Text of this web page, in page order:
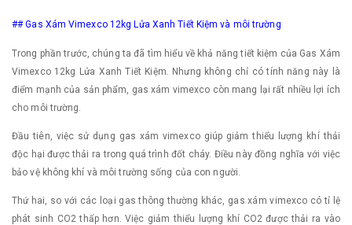
## Gas Xám Vimexco 12kg Lửa Xanh Tiết Kiệm và môi trường
Trong phần trước, chúng ta đã tìm hiểu về khả năng tiết kiệm của Gas Xám
Vimexco 12kg Lửa Xanh Tiết Kiệm. Nhưng không chỉ có tính năng này là
điểm mạnh của sản phẩm, gas xám vimexco còn mang lại rất nhiều lợi ích
cho môi trường.
Đầu tiên, việc sử dụng gas xám vimexco giúp giảm thiểu lượng khí thải
độc hại được thải ra trong quá trình đốt cháy. Điều này đồng nghĩa với việc
bảo vệ không khí và môi trường sống của con người.
Thứ hai, so với các loại gas thông thường khác, gas xám vimexco có tỉ lệ
phát sinh CO2 thấp hơn. Việc giảm thiểu lượng khí CO2 được thải ra vào